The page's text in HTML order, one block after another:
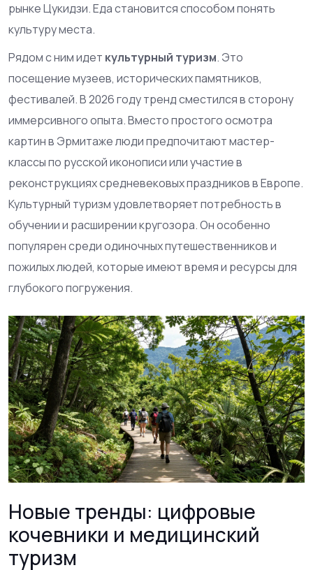
рынке Цукидзи. Еда становится способом понять
культуру места.
Рядом с ним идет культурный туризм. Это
посещение музеев, исторических памятников,
фестивалей. В 2026 году тренд сместился в сторону
иммерсивного опыта. Вместо простого осмотра
картин в Эрмитаже люди предпочитают мастер-
классы по русской иконописи или участие в
реконструкциях средневековых праздников в Европе.
Культурный туризм удовлетворяет потребность в
обучении и расширении кругозора. Он особенно
популярен среди одиночных путешественников и
пожилых людей, которые имеют время и ресурсы для
глубокого погружения.
Новые тренды: цифровые
кочевники и медицинский
туризм